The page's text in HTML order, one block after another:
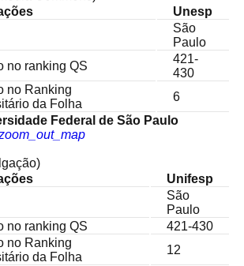
Unesp
São
Paulo
no ranking QS
421-
430
no Ranking
da Folha
6
Federal de São Paulo
Unifesp
São
Paulo
no ranking QS
421-430
no Ranking
da Folha
12